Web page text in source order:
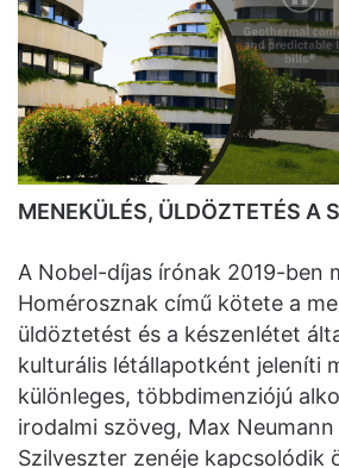
MENEKÜLÉS, ÜLDÖZTETÉS A
A Nobel-díjas írónak 2019-ben
Homérosznak című kötete a
üldöztetést és a készenlétet
kulturális létállapotként jeleníti
különleges, többdimenziójú
irodalmi szöveg, Max
Szilveszter zenéje kapcsolódik